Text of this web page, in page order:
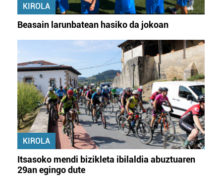
KIROLA
Beasain larunbatean hasiko da jokoan
KIROLA
Itsasoko mendi bizikleta ibilaldia abuztuaren
29an egingo dute